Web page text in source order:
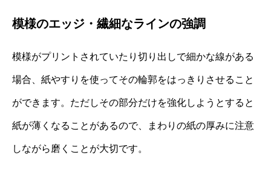
模様のエッジ・繊細なラインの強調
模様がプリントされていたり切り出しで細かな線がある
場合、紙やすりを使ってその輪郭をはっきりさせること
ができます。ただしその部分だけを強化しようとすると
紙が薄くなることがあるので、まわりの紙の厚みに注意
しながら磨くことが大切です。